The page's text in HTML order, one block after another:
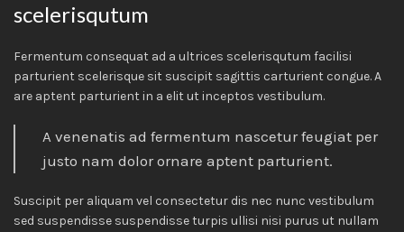
scelerisqutum
Fermentum consequat ad a ultrices scelerisqutum facilisi
parturient scelerisque sit suscipit sagittis carturient congue. A
are aptent parturient in a elit ut inceptos vestibulum.
A venenatis ad fermentum nascetur feugiat per
justo nam dolor ornare aptent parturient.
Suscipit per aliquam vel consectetur dis nec nunc vestibulum
sed suspendisse suspendisse turpis ullisi nisi purus ut nullam